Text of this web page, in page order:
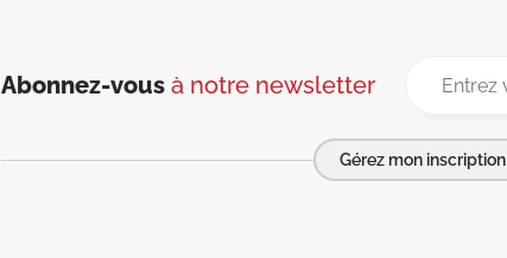
Abonnez-vous à notre newsletter
Gérez mon inscription